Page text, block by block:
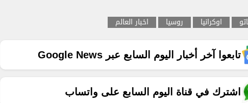
اوكرانيا روسيا اخبار العالم
تابعوا آخر أخبار اليوم السابع عبر Google News
اشترك في قناة اليوم السابع على واتساب